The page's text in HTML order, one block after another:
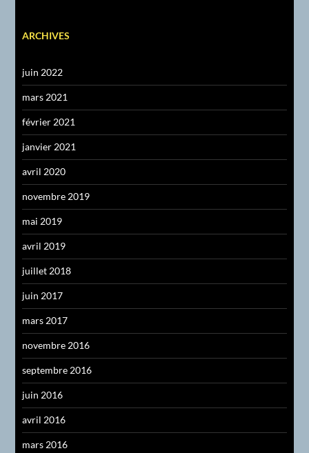
ARCHIVES
juin 2022
mars 2021
février 2021
janvier 2021
avril 2020
novembre 2019
mai 2019
avril 2019
juillet 2018
juin 2017
mars 2017
novembre 2016
septembre 2016
juin 2016
avril 2016
mars 2016